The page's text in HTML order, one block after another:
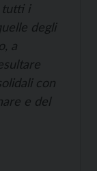
tutti i
degli
a
con
e del